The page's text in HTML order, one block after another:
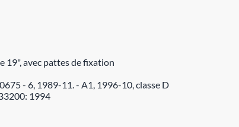
19", avec pattes de fixation
- 6, 1989-11. - A1, 1996-10, classe D
1994